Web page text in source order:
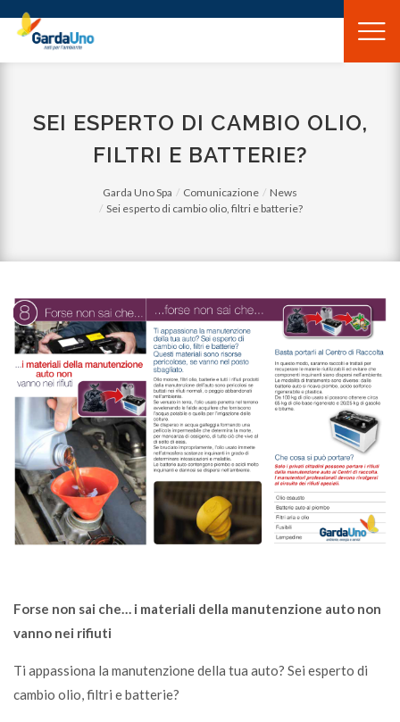
Gardauno
Spa
SEI ESPERTO DI CAMBIO OLIO,
FILTRI E BATTERIE?
Garda Uno Spa Comunicazione
News
Sei esperto di cambio olio, filtri e batterie?
Forse non sai che… i materiali della manutenzione auto non
vanno nei rifiuti
Ti appassiona la manutenzione della tua auto? Sei esperto di
cambio olio, filtri e batterie?